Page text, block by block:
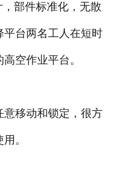
部件标准化，无散
台两名工人在短时
空作业平台。
意移动和锁定，很方
。